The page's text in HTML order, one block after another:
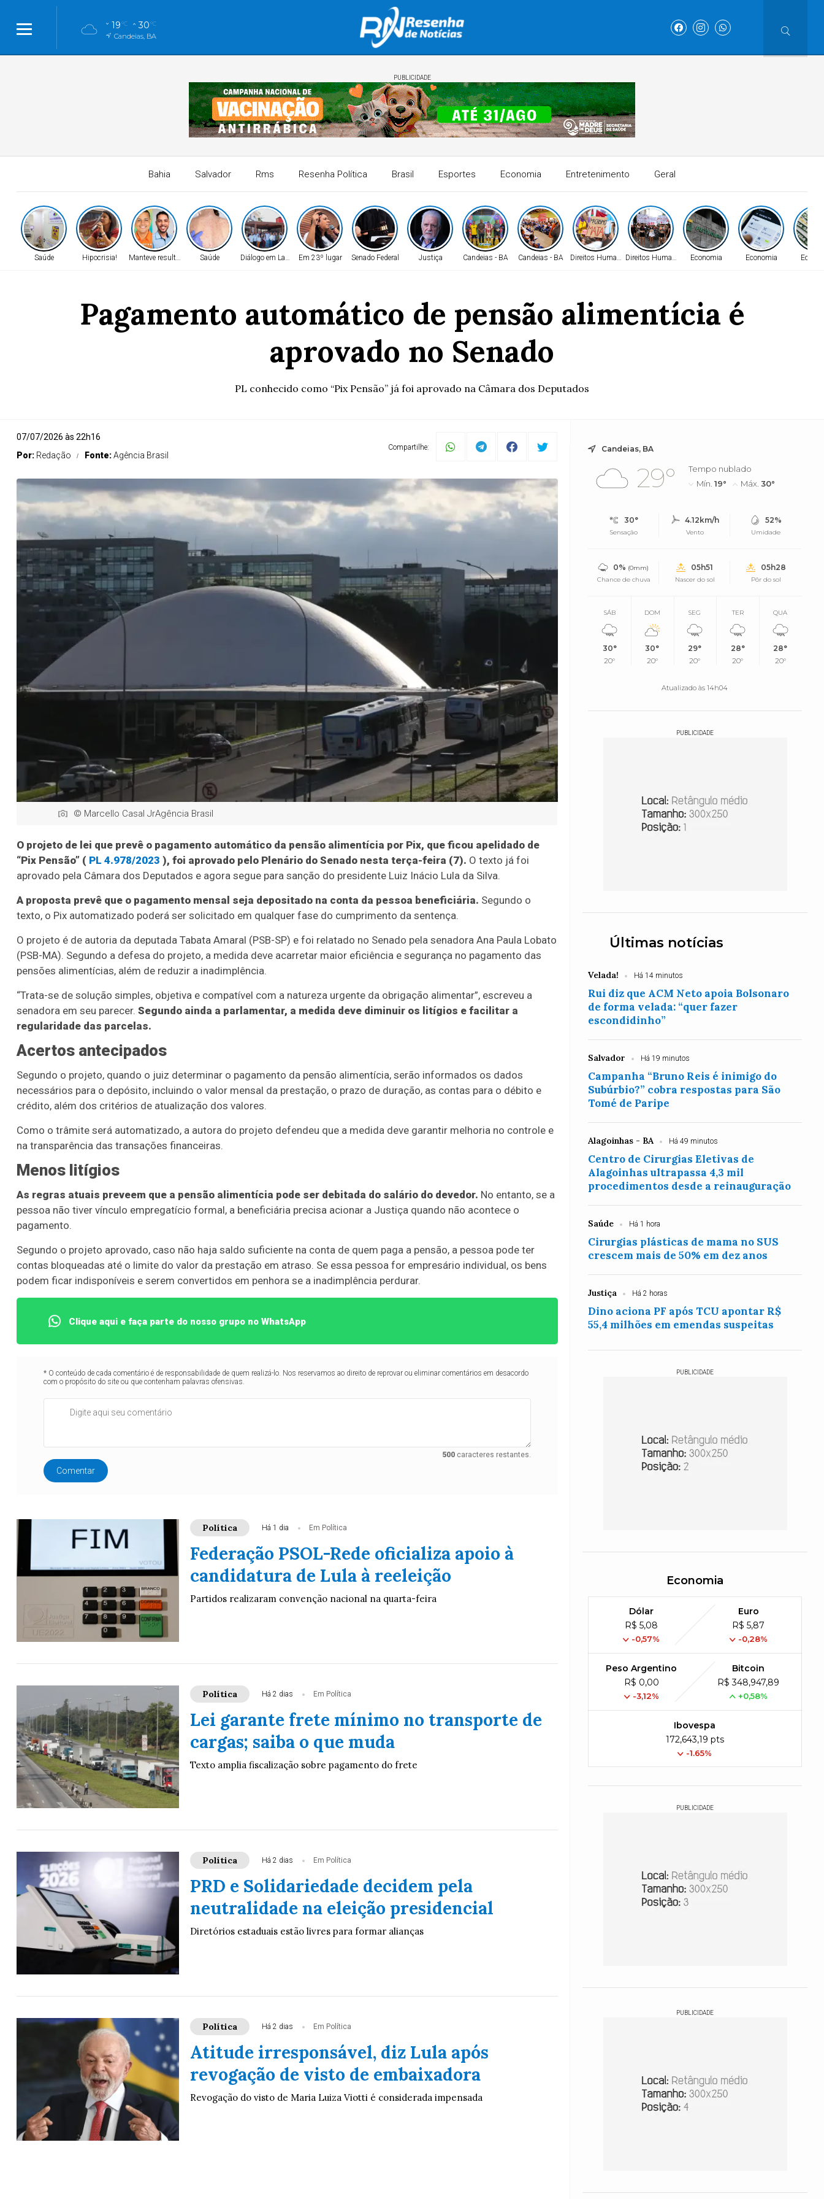
19°C 30°C
Candeias, BA
PUBLICIDADE
Bahia Salvador Rms Resenha Política Brasil Esportes Economia Entretenimento Geral
Saúde Hipocrisia! Manteve resultado! Saúde Diálogo em Lauro! Em 23º lugar Senado Federal Justiça Candeias - BA Candeias - BA Direitos HumanosDireitos Humanos Economia Economia
Pagamento automático de pensão alimentícia é
aprovado no Senado
PL conhecido como “Pix Pensão” já foi aprovado na Câmara dos Deputados
07/07/2026 às 22h16
Por: Redação Fonte:Agência Brasil
Compartilhe:
© Marcello Casal JrAgência Brasil
O projeto de lei que prevê o pagamento automático da pensão alimentícia por Pix, que ficou apelidado de
“Pix Pensão” ( PL 4.978/2023 ), foi aprovado pelo Plenário do Senado nesta terça-feira (7). O texto já foi
aprovado pela Câmara dos Deputados e agora segue para sanção do presidente Luiz Inácio Lula da Silva.
A proposta prevê que o pagamento mensal seja depositado na conta da pessoa beneficiária. Segundo o
texto, o Pix automatizado poderá ser solicitado em qualquer fase do cumprimento da sentença.
O projeto é de autoria da deputada Tabata Amaral (PSB-SP) e foi relatado no Senado pela senadora Ana Paula Lobato
(PSB-MA). Segundo a defesa do projeto, a medida deve acarretar maior eficiência e segurança no pagamento das
pensões alimentícias, além de reduzir a inadimplência.
“Trata-se de solução simples, objetiva e compatível com a natureza urgente da obrigação alimentar”, escreveu a
senadora em seu parecer. Segundo ainda a parlamentar, a medida deve diminuir os litígios e facilitar a
regularidade das parcelas.
Acertos antecipados
Segundo o projeto, quando o juiz determinar o pagamento da pensão alimentícia, serão informados os dados
necessários para o depósito, incluindo o valor mensal da prestação, o prazo de duração, as contas para o débito e
crédito, além dos critérios de atualização dos valores.
Como o trâmite será automatizado, a autora do projeto defendeu que a medida deve garantir melhoria no controle e
na transparência das transações financeiras.
Menos litígios
As regras atuais preveem que a pensão alimentícia pode ser debitada do salário do devedor. No entanto, se a
pessoa não tiver vínculo empregatício formal, a beneficiária precisa acionar a Justiça quando não acontece o
pagamento.
Segundo o projeto aprovado, caso não haja saldo suficiente na conta de quem paga a pensão, a pessoa pode ter
contas bloqueadas até o limite do valor da prestação em atraso. Se essa pessoa for empresário individual, os bens
podem ficar indisponíveis e serem convertidos em penhora se a inadimplência perdurar.
Clique aqui e faça parte do nosso grupo no WhatsApp
* O conteúdo de cada comentário é de responsabilidade de quem realizá-lo. Nos reservamos ao direito de reprovar ou eliminar comentários em desacordo
com o propósito do site ou que contenham palavras ofensivas.
500caracteres restantes.
Comentar
Política Há 1 dia Em Política
Federação PSOL-Rede oficializa apoio à
candidatura de Lula à reeleição
Partidos realizaram convenção nacional na quarta-feira
Política Há 2 dias Em Política
Lei garante frete mínimo no transporte de
cargas; saiba o que muda
Texto amplia fiscalização sobre pagamento do frete
Política Há 2 dias Em Política
PRD e Solidariedade decidem pela
neutralidade na eleição presidencial
Diretórios estaduais estão livres para formar alianças
Política Há 2 dias Em Política
Atitude irresponsável, diz Lula após
revogação de visto de embaixadora
Revogação do visto de Maria Luiza Viotti é considerada impensada
Candeias, BA
29°
Tempo nublado
Mín.19° Máx.30°
30°
Sensação
4.12km/h
Vento
52%
Umidade
0% (0mm)
Chance de chuva
05h51
Nascer do sol
05h28
Pôr do sol
SÁB
30°
20°
DOM
30°
20°
SEG
29°
20°
TER
28°
20°
QUA
28°
20°
Atualizado às 14h04
PUBLICIDADE
Últimas notícias
Velada! Há 14 minutos
Rui diz que ACM Neto apoia Bolsonaro
de forma velada: “quer fazer
escondidinho”
Salvador Há 19 minutos
Campanha “Bruno Reis é inimigo do
Subúrbio?” cobra respostas para São
Tomé de Paripe
Alagoinhas - BA Há 49 minutos
Centro de Cirurgias Eletivas de
Alagoinhas ultrapassa 4,3 mil
procedimentos desde a reinauguração
Saúde Há 1 hora
Cirurgias plásticas de mama no SUS
crescem mais de 50% em dez anos
Justiça Há 2 horas
Dino aciona PF após TCU apontar R$
55,4 milhões em emendas suspeitas
PUBLICIDADE
Economia
Dólar
R$ 5,08
-0,57%
Euro
R$ 5,87
-0,28%
Peso Argentino
R$ 0,00
-3,12%
Bitcoin
R$ 348,947,89
+0,58%
Ibovespa
172,643,19 pts
-1.65%
PUBLICIDADE
PUBLICIDADE